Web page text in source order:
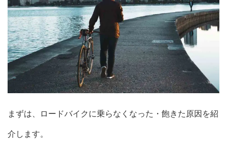
まずは、ロードバイクに乗らなくなった・飽きた原因を紹
介します。